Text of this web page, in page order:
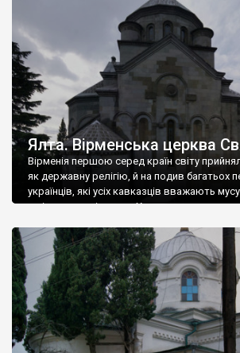
А потім було Хрещення Русі. На честь
Ялта. Вірменська церква
Вірменія першою серед країн світу
як державну релігію, й на подив багатьох
українців, які усіх кавказців вважають
є відданими вірянами Христа